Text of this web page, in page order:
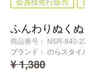
ふんわりぬく
商品番号
NSR-840-
ブランド： のらスタイ
¥1,380